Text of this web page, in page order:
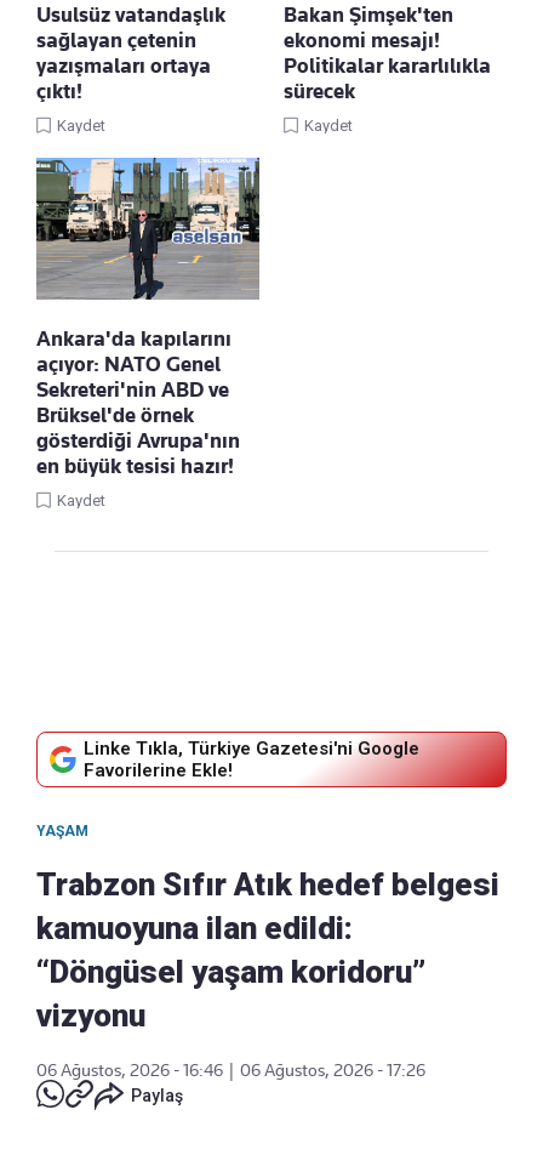
Usulsüz vatandaşlık
sağlayan çetenin
yazışmaları ortaya
çıktı!
Kaydet
Bakan Şimşek'ten
ekonomi mesajı!
Politikalar kararlılıkla
sürecek
Kaydet
Ankara'da kapılarını
açıyor: NATO Genel
Sekreteri'nin ABD ve
Brüksel'de örnek
gösterdiği Avrupa'nın
en büyük tesisi hazır!
Kaydet
Linke Tıkla, Türkiye Gazetesi'ni Google
Favorilerine Ekle!
YAŞAM
Trabzon Sıfır Atık hedef belgesi
kamuoyuna ilan edildi:
“Döngüsel yaşam koridoru”
vizyonu
06 Ağustos, 2026 - 16:46
06 Ağustos, 2026 - 17:26
Paylaş